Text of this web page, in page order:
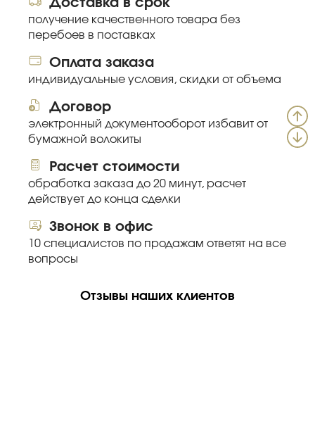
Доставка в срок
получение качественного товара без
перебоев в поставках
Оплата заказа
индивидуальные условия, скидки от объема
Договор
электронный документооборот избавит от
бумажной волокиты
Расчет стоимости
обработка заказа до 20 минут, расчет
действует до конца сделки
Звонок в офис
10 специалистов по продажам ответят на все
вопросы
Отзывы наших клиентов